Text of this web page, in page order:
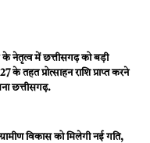
के नेतृत्व में छत्तीसगढ़ को बड़ी
तहत प्रोत्साहन राशि प्राप्त करने
छत्तीसगढ़.
विकास को मिलेगी नई गति,